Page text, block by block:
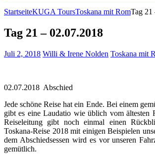
StartseiteKUGA ToursToskana mit RomTag 21
Tag 21 – 02.07.2018
Juli 2, 2018 Willi & Irene Nolden Toskana mit
02.07.2018 Abschied
Jede schöne Reise hat ein Ende. Bei einem
gibt es eine Laudatio wie üblich vom ältesten
Reiseleitung gibt noch einmal einen
Toskana-Reise 2018 mit einigen Beispielen
dem Abschiedsessen wird es vor unseren
gemütlich.